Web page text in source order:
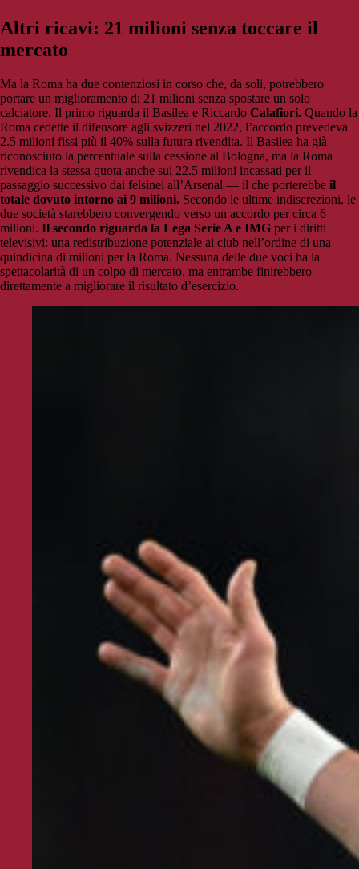
Altri ricavi: 21 milioni senza toccare il
mercato
Ma la Roma ha due contenziosi in corso che, da soli, potrebbero
portare un miglioramento di 21 milioni senza spostare un solo
calciatore. Il primo riguarda il Basilea e Riccardo Calafiori. Quando la
Roma cedette il difensore agli svizzeri nel 2022, l’accordo prevedeva
2.5 milioni fissi più il 40% sulla futura rivendita. Il Basilea ha già
riconosciuto la percentuale sulla cessione al Bologna, ma la Roma
rivendica la stessa quota anche sui 22.5 milioni incassati per il
passaggio successivo dai felsinei all’Arsenal — il che porterebbe il
totale dovuto intorno ai 9 milioni. Secondo le ultime indiscrezioni, le
due società starebbero convergendo verso un accordo per circa 6
milioni. Il secondo riguarda la Lega Serie A e IMG per i diritti
televisivi: una redistribuzione potenziale ai club nell’ordine di una
quindicina di milioni per la Roma. Nessuna delle due voci ha la
spettacolarità di un colpo di mercato, ma entrambe finirebbero
direttamente a migliorare il risultato d’esercizio.